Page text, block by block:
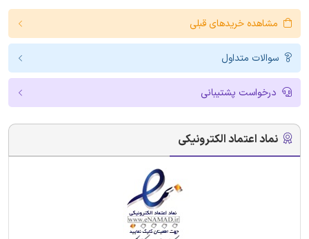
مشاهده خریدهای قبلی
سوالات متداول
درخواست پشتیبانی
نماد اعتماد الکترونیکی